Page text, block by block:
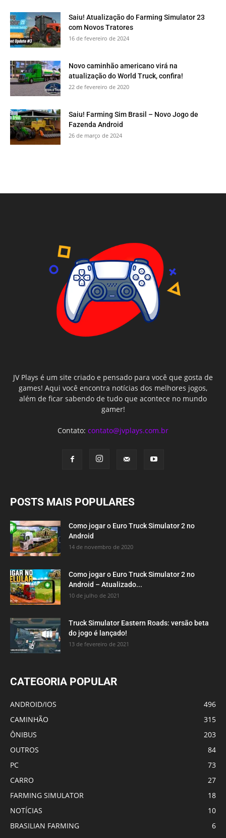
Saiu! Atualização do Farming Simulator 23
com Novos Tratores
16 de fevereiro de 2024
Novo caminhão americano virá na
atualização do World Truck, confira!
22 de fevereiro de 2020
Saiu! Farming Sim Brasil – Novo Jogo de
Fazenda Android
26 de março de 2024
JV Plays é um site criado e pensado para você que gosta de
games! Aqui você encontra notícias dos melhores jogos,
além de ficar sabendo de tudo que acontece no mundo
gamer!
Contato: contato@jvplays.com.br
POSTS MAIS POPULARES
Como jogar o Euro Truck Simulator 2 no
Android
14 de novembro de 2020
Como jogar o Euro Truck Simulator 2 no
Android – Atualizado...
10 de julho de 2021
Truck Simulator Eastern Roads: versão beta
do jogo é lançado!
13 de fevereiro de 2021
CATEGORIA POPULAR
ANDROID/IOS
496
CAMINHÃO
315
ÔNIBUS
203
OUTROS
84
PC
73
CARRO
27
FARMING SIMULATOR
18
NOTÍCIAS
10
BRASILIAN FARMING
6